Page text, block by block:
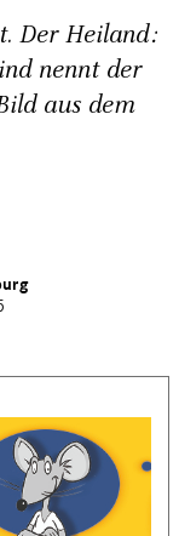
Der Heiland:
nennt der
aus dem